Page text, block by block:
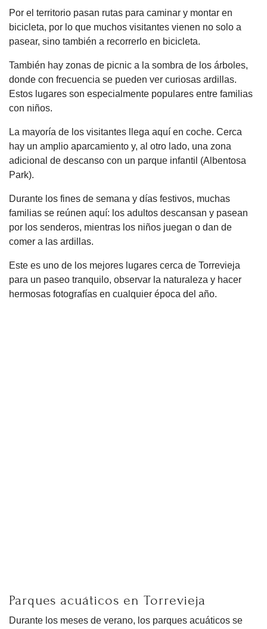
Por el territorio pasan rutas para caminar y montar en
bicicleta, por lo que muchos visitantes vienen no solo a
pasear, sino también a recorrerlo en bicicleta.
También hay zonas de picnic a la sombra de los árboles,
donde con frecuencia se pueden ver curiosas ardillas.
Estos lugares son especialmente populares entre familias
con niños.
La mayoría de los visitantes llega aquí en coche. Cerca
hay un amplio aparcamiento y, al otro lado, una zona
adicional de descanso con un parque infantil (Albentosa
Park).
Durante los fines de semana y días festivos, muchas
familias se reúnen aquí: los adultos descansan y pasean
por los senderos, mientras los niños juegan o dan de
comer a las ardillas.
Este es uno de los mejores lugares cerca de Torrevieja
para un paseo tranquilo, observar la naturaleza y hacer
hermosas fotografías en cualquier época del año.
Parques acuáticos en Torrevieja
Durante los meses de verano, los parques acuáticos se